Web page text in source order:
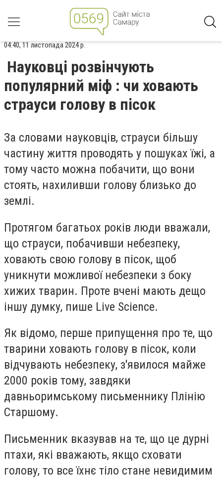
04:40, 11 листопада 2024 р.
Науковці розвінчують
популярний міф : чи ховають
страуси голову в пісок
За словами науковців, страуси більшу
частину життя проводять у пошуках їжі, а
тому часто можна побачити, що вони
стоять, нахиливши голову близько до
землі.
Протягом багатьох років люди вважали,
що страуси, побачивши небезпеку,
ховають свою голову в пісок, щоб
уникнути можливої небезпеки з боку
хижих тварин. Проте вчені мають дещо
іншу думку, пише Live Science.
Як відомо, перше припущення про те, що
тварини ховають голову в пісок, коли
відчувають небезпеку, з'явилося майже
2000 років тому, завдяки
давньоримському письменнику Плінію
Старшому.
Письменник вказував на те, що це дурні
птахи, які вважають, якщо сховати
голову, то все їхнє тіло стане невидимим